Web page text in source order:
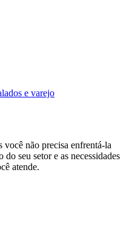
e varejo
não precisa enfrentá-la
seu setor e as necessidades
atende.